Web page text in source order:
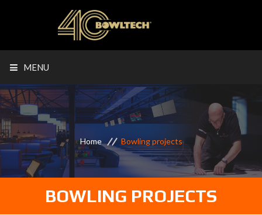
MENU
Home Bowling projects
BOWLING PROJECTS